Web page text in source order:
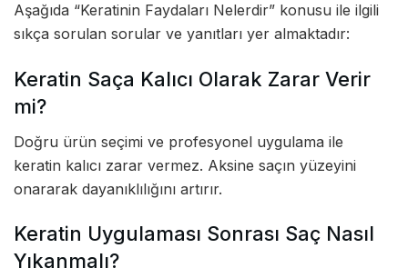
Aşağıda “Keratinin Faydaları Nelerdir” konusu ile ilgili
sıkça sorulan sorular ve yanıtları yer almaktadır:
Keratin Saça Kalıcı Olarak Zarar Verir
mi?
Doğru ürün seçimi ve profesyonel uygulama ile
keratin kalıcı zarar vermez. Aksine saçın yüzeyini
onararak dayanıklılığını artırır.
Keratin Uygulaması Sonrası Saç Nasıl
Yıkanmalı?